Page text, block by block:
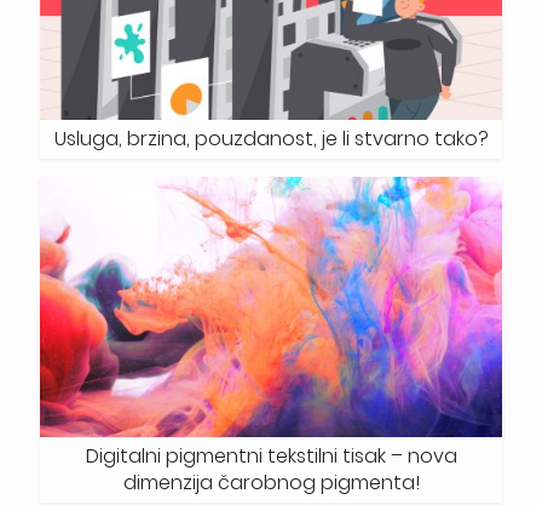
Usluga, brzina, pouzdanost, je li stvarno tako?
Digitalni pigmentni tekstilni tisak – nova
dimenzija čarobnog pigmenta!